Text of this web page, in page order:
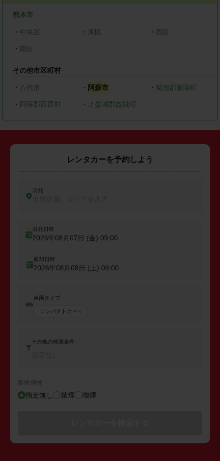
熊本市
・ 中央区 ・ 東区 ・ 西区
・ 南区
その他市区町村
・ 八代市 ・ 阿蘇市 ・ 菊池郡菊陽町
・ 阿蘇郡西原村 ・ 上益城郡益城町
レンタカーを予約しよう
出発
出発日時
2026年08月07日 (金) 09:00
返却日時
2026年08月08日 (土) 09:00
車両タイプ
コンパクトカー
その他の検索条件
禁煙/喫煙
指定無し 禁煙 喫煙